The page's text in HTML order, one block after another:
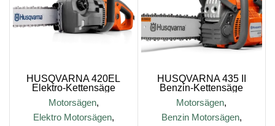
HUSQVARNA 420EL
Elektro-Kettensäge
Motorsägen,
Elektro Motorsägen,
HUSQVARNA 435 II
Benzin-Kettensäge
Motorsägen,
Benzin Motorsägen,